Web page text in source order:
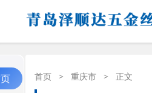
首页 > 重庆市 > 正文